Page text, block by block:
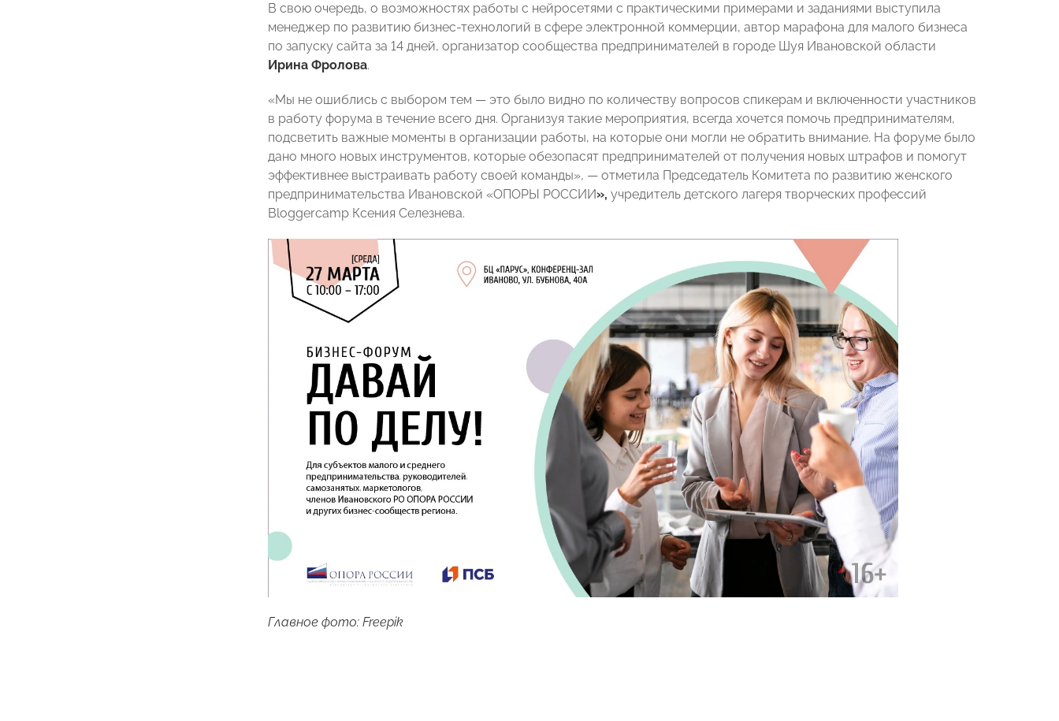
В свою очередь, о возможностях работы с нейросетями с практическими примерами и заданиями выступила
менеджер по развитию бизнес-технологий в сфере электронной коммерции, автор марафона для малого бизнеса
по запуску сайта за 14 дней, организатор сообщества предпринимателей в городе Шуя Ивановской области
Ирина Фролова.
«Мы не ошиблись с выбором тем — это было видно по количеству вопросов спикерам и включенности участников
в работу форума в течение всего дня. Организуя такие мероприятия, всегда хочется помочь предпринимателям,
подсветить важные моменты в организации работы, на которые они могли не обратить внимание. На форуме было
дано много новых инструментов, которые обезопасят предпринимателей от получения новых штрафов и помогут
эффективнее выстраивать работу своей команды», — отметила Председатель Комитета по развитию женского
предпринимательства Ивановской «ОПОРЫ РОССИИ», учредитель детского лагеря творческих профессий
Bloggercamp Ксения Селезнева.
Главное фото: Freepik